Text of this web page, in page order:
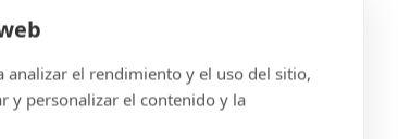
el rendimiento y el uso del sitio,
y personalizar el contenido y la